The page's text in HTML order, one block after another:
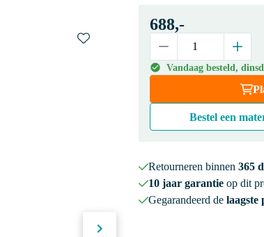
688,-
Vandaag besteld,
Bestel een
Retourneren binnen 365
10 jaar garantieop dit
Gegarandeerd de laagste